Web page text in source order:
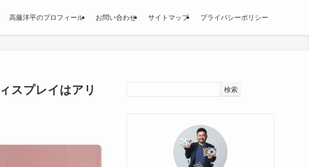
高藤洋平のプロフィール お問い合わせ サイトマップ プライバシーポリシー
スプレイはアリ
検索